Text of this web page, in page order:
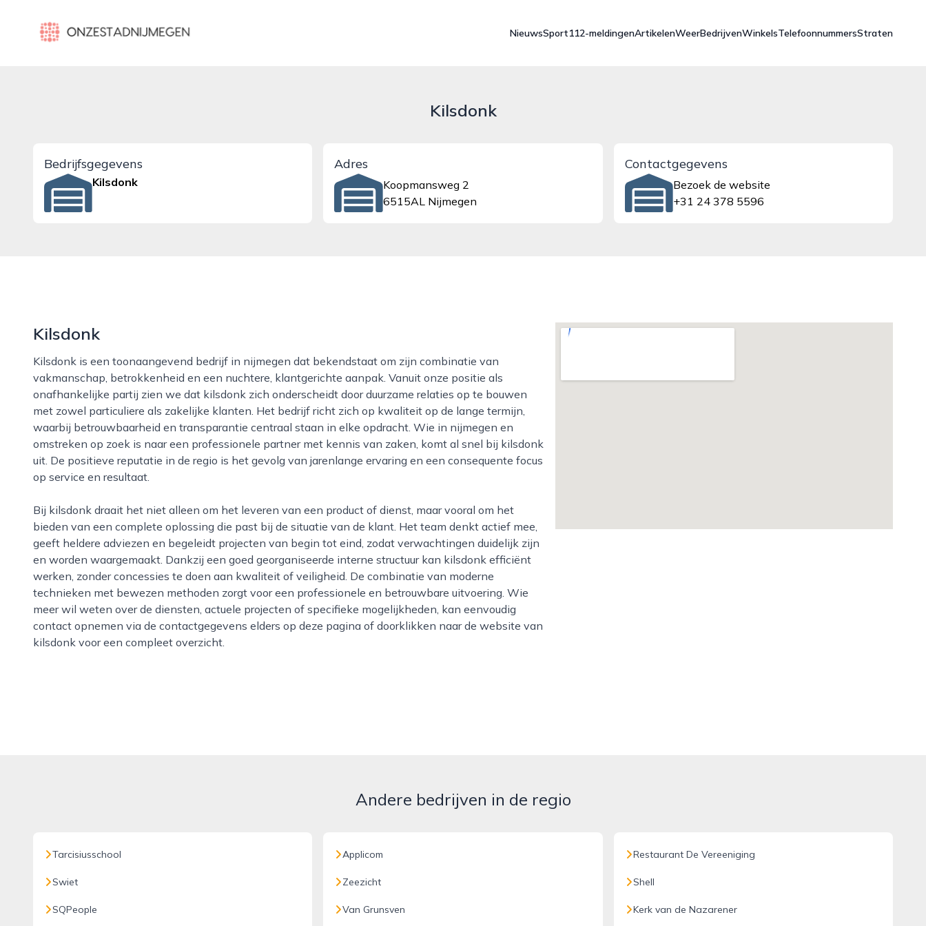
onzestadnijmegen.nl
NieuwsSport112-meldingenArtikelenWeerBedrijvenWinkelsTelefoonnummersStraten
Kilsdonk
Bedrijfsgegevens
Kilsdonk
Adres
Koopmansweg 2
6515AL Nijmegen
Contactgegevens
Bezoek de website
+31 24 378 5596
Kilsdonk
Kilsdonk is een toonaangevend bedrijf in nijmegen dat bekendstaat om zijn combinatie van
vakmanschap, betrokkenheid en een nuchtere, klantgerichte aanpak. Vanuit onze positie als
onafhankelijke partij zien we dat kilsdonk zich onderscheidt door duurzame relaties op te bouwen
met zowel particuliere als zakelijke klanten. Het bedrijf richt zich op kwaliteit op de lange termijn,
waarbij betrouwbaarheid en transparantie centraal staan in elke opdracht. Wie in nijmegen en
omstreken op zoek is naar een professionele partner met kennis van zaken, komt al snel bij kilsdonk
uit. De positieve reputatie in de regio is het gevolg van jarenlange ervaring en een consequente focus
op service en resultaat.
Bij kilsdonk draait het niet alleen om het leveren van een product of dienst, maar vooral om het
bieden van een complete oplossing die past bij de situatie van de klant. Het team denkt actief mee,
geeft heldere adviezen en begeleidt projecten van begin tot eind, zodat verwachtingen duidelijk zijn
en worden waargemaakt. Dankzij een goed georganiseerde interne structuur kan kilsdonk efficiënt
werken, zonder concessies te doen aan kwaliteit of veiligheid. De combinatie van moderne
technieken met bewezen methoden zorgt voor een professionele en betrouwbare uitvoering. Wie
meer wil weten over de diensten, actuele projecten of specifieke mogelijkheden, kan eenvoudig
contact opnemen via de contactgegevens elders op deze pagina of doorklikken naar de website van
kilsdonk voor een compleet overzicht.
Andere bedrijven in de regio
Tarcisiusschool
Swiet
SQPeople
Applicom
Zeezicht
Van Grunsven
Restaurant De Vereeniging
Shell
Kerk van de Nazarener